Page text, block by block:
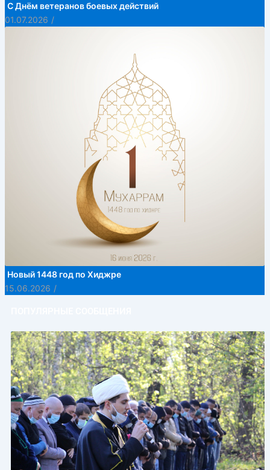
С Днём ветеранов боевых действий
01.07.2026 /
Новый 1448 год по Хиджре
15.06.2026 /